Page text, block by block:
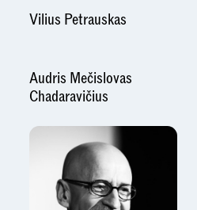
Vilius Petrauskas
Audris Mečislovas
Chadaravičius